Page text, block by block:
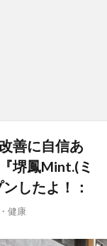
善に自信あ
堺鳳Mint.(ミ
したよ！：
健康